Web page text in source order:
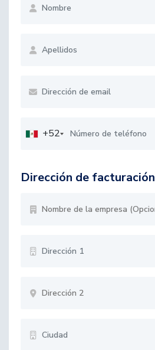
+52
Dirección de facturación